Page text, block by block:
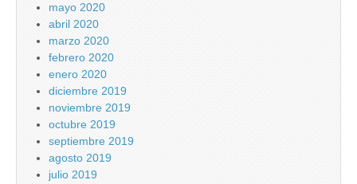
mayo 2020
abril 2020
marzo 2020
febrero 2020
enero 2020
diciembre 2019
noviembre 2019
octubre 2019
septiembre 2019
agosto 2019
julio 2019